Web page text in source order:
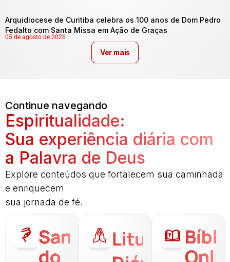
Arquidiocese de Curitiba celebra os 100 anos de Dom Pedro
Fedalto com Santa Missa em Ação de Graças
05 de agosto de 2026
Ver mais
Continue navegando
Espiritualidade:
Sua experiência diária com
a Palavra de Deus
Explore conteúdos que fortalecem sua caminhada
e enriquecem
sua jornada de fé.
Santo
Liturgia